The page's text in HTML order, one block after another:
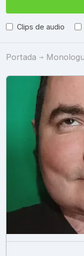
Clips de audio
Portada